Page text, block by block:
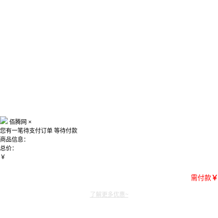
佰腾网 ×
您有一笔待支付订单 等待付款
商品信息：
总价：
￥
需付款￥
了解更多优惠~